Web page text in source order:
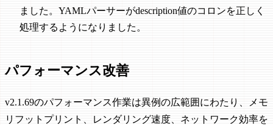
ました。YAMLパーサーがdescription値のコロンを正しく
処理するようになりました。
パフォーマンス改善
v2.1.69のパフォーマンス作業は異例の広範囲にわたり、メモ
リフットプリント、レンダリング速度、ネットワーク効率を